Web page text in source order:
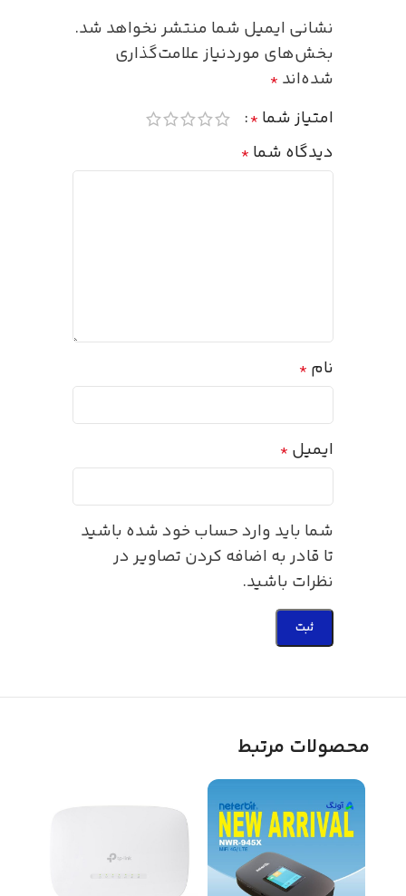
نشانی ایمیل شما منتشر نخواهد شد.
بخش‌های موردنیاز علامت‌گذاری
شده‌اند *
امتیاز شما *
دیدگاه شما *
نام *
ایمیل *
شما باید وارد حساب خود شده باشید
تا قادر به اضافه کردن تصاویر در
نظرات باشید.
محصولات مرتبط